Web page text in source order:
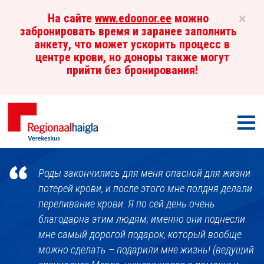
×
На сайте www.edoonor.ee можно
забронировать время и заранее заполнить
анкету, что может ускорить процесс в
центре крови, но доноры также могут
прийти без бронирования!
Центр
кровиРоды закончились для меня опасной для жизни
потерей крови, и после этого мне полдня делали
переливание крови. Я по сей день очень
благодарна этим людям; именно они поднесли
мне самый дорогой подарок, который вообще
можно сделать – подарили мне жизнь! (ведущий